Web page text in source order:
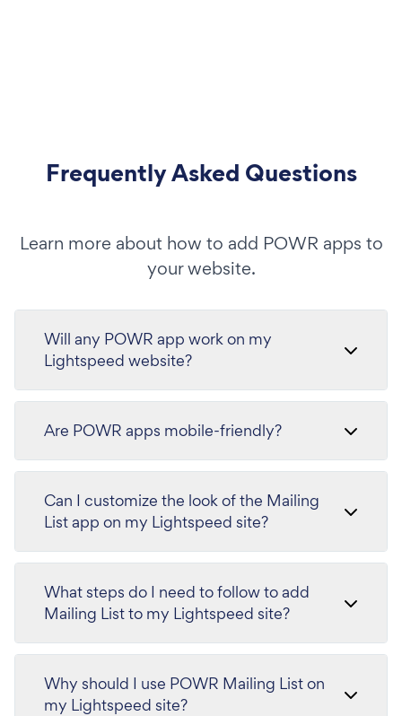
Frequently Asked Questions
Learn more about how to add POWR apps to
your website.
Will any POWR app work on my
Lightspeed website?
Are POWR apps mobile-friendly?
Can I customize the look of the Mailing
List app on my Lightspeed site?
What steps do I need to follow to add
Mailing List to my Lightspeed site?
Why should I use POWR Mailing List on
my Lightspeed site?